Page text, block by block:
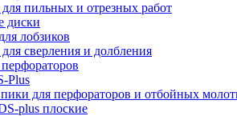
пильных и отрезных работ
диски
лобзиков
сверления и долбления
Plus
для перфораторов и отбойных
plus плоские